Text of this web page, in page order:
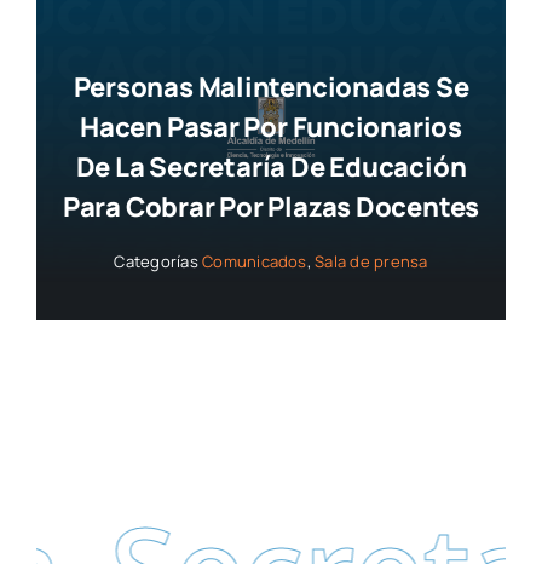
Personas Malintencionadas Se
Hacen Pasar Por Funcionarios
De La Secretaría De Educación
Para Cobrar Por Plazas Docentes
CategoríasComunicados,Sala de prensa